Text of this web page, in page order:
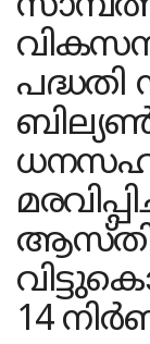
പദ്ധതി
14